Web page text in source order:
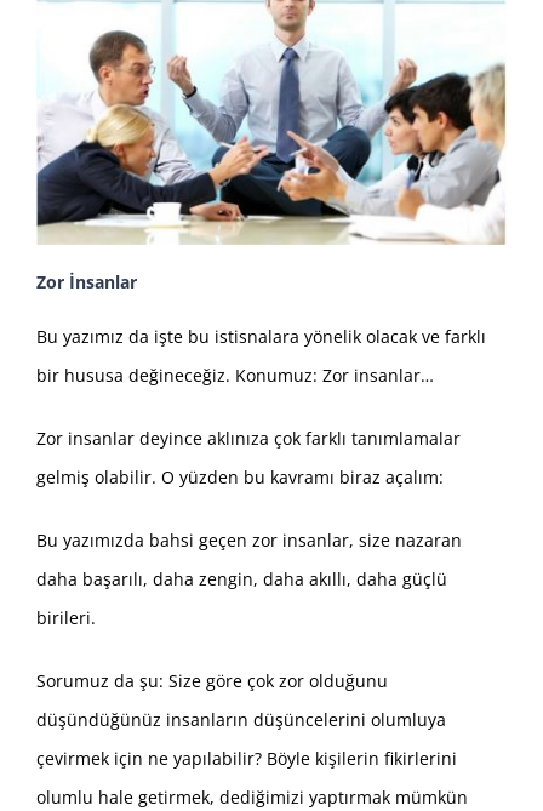
Zor İnsanlar
Bu yazımız da işte bu istisnalara yönelik olacak ve farklı
bir hususa değineceğiz. Konumuz: Zor insanlar…
Zor insanlar deyince aklınıza çok farklı tanımlamalar
gelmiş olabilir. O yüzden bu kavramı biraz açalım:
Bu yazımızda bahsi geçen zor insanlar, size nazaran
daha başarılı, daha zengin, daha akıllı, daha güçlü
birileri.
Sorumuz da şu: Size göre çok zor olduğunu
düşündüğünüz insanların düşüncelerini olumluya
çevirmek için ne yapılabilir? Böyle kişilerin fikirlerini
olumlu hale getirmek, dediğimizi yaptırmak mümkün